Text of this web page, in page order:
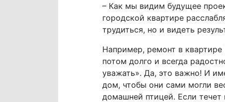
– Как мы видим будущее
городской квартире
трудиться, но и видеть
Например, ремонт в
потом долго и всегда
уважать». Да, это важно! И
дом, чтобы они сами могли
домашней птицей. Если